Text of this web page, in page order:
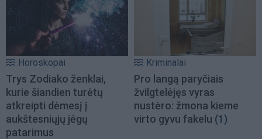
Horoskopai
Trys Zodiako ženklai,
kurie šiandien turėtų
atkreipti dėmesį į
aukštesniųjų jėgų
patarimus
Kriminalai
Pro langą paryčiais
žvilgtelėjęs vyras
nustėro: žmona kieme
virto gyvu fakelu (1)